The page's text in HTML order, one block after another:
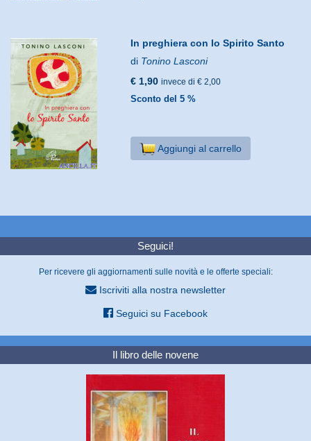
In preghiera con lo Spirito Santo
di Tonino Lasconi
€ 1,90 invece di € 2,00
Sconto del 5 %
Aggiungi al carrello
Seguici!
Per ricevere gli aggiornamenti sulle novità e le offerte speciali:
Iscriviti alla nostra newsletter
Seguici su Facebook
Il libro delle novene